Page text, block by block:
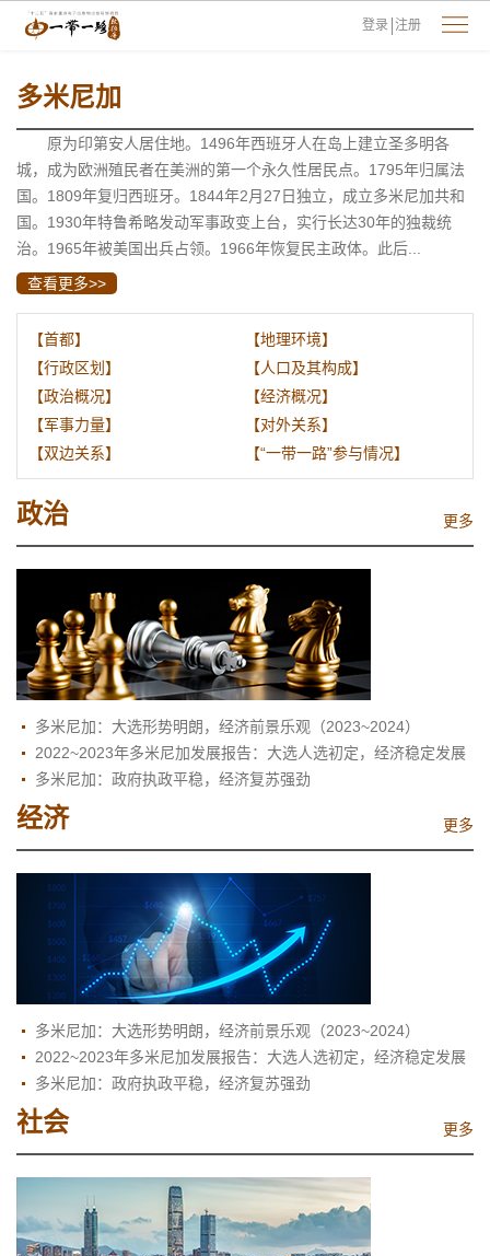
登录 注册
多米尼加
原为印第安人居住地。1496年西班牙人在岛上建立圣多明各
城，成为欧洲殖民者在美洲的第一个永久性居民点。1795年归属法
国。1809年复归西班牙。1844年2月27日独立，成立多米尼加共和
国。1930年特鲁希略发动军事政变上台，实行长达30年的独裁统
治。1965年被美国出兵占领。1966年恢复民主政体。此后...
查看更多>>
【首都】
【地理环境】
【行政区划】
【人口及其构成】
【政治概况】
【经济概况】
【军事力量】
【对外关系】
【双边关系】
【“一带一路”参与情况】
政治 更多
多米尼加：大选形势明朗，经济前景乐观（2023~2024）
2022~2023年多米尼加发展报告：大选人选初定，经济稳定发展
多米尼加：政府执政平稳，经济复苏强劲
经济 更多
多米尼加：大选形势明朗，经济前景乐观（2023~2024）
2022~2023年多米尼加发展报告：大选人选初定，经济稳定发展
多米尼加：政府执政平稳，经济复苏强劲
社会 更多